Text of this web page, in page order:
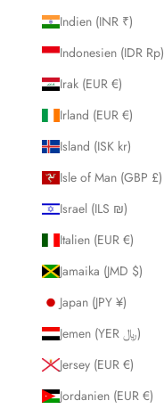
Indien (INR ₹)
Indonesien (IDR Rp)
Irak (EUR €)
Irland (EUR €)
Island (ISK kr)
Isle of Man (GBP £)
Israel (ILS ₪)
Italien (EUR €)
Jamaika (JMD $)
Japan (JPY ¥)
Jemen (YER ﷼)
Jersey (EUR €)
Jordanien (EUR €)